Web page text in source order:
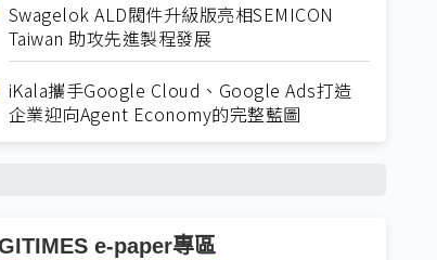
Swagelok ALD閥件升級版亮相SEMICON
Taiwan 助攻先進製程發展
iKala攜手Google Cloud、Google Ads打造
企業迎向Agent Economy的完整藍圖
e-paper專區